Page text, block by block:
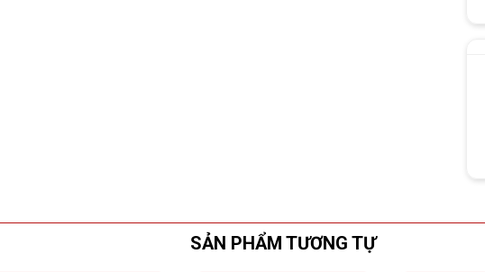
SẢN PHẨM TƯƠNG TỰ